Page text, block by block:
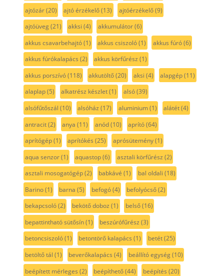
ajtózár(20) ajtó érzékelő(13) ajtóérzékelő(9)
ajtóüveg(21) akksi (4) akkumulátor(6)
akkus csavarbehajtó(1) akkus csiszoló(1) akkus fúró(6)
akkus fúrókalapács (2) akkus körfűrész (1)
akkus porszívó(118) akkutöltő(20) aksi (4) alapgép(11)
alaplap(5) alkatrész készlet(1) alsó(39)
alsófűtőszál (10) alsóház (17) aluminium(1) alátét(4)
antracit(2) anya (11) anód(10) aprító(64)
aprítógép(1) aprítókés (25) aprósütemény(1)
aqua senzor(1) aquastop(6) asztali körfűrész (2)
asztali mosogatógép(2) babkávé (1) bal oldali (18)
Barino(1) barna (5) befogó(4) befolyócső(2)
bekapcsoló(2) bekötő doboz (1) belső(16)
bepattintható sütősín(1) beszúrófűrész (3)
betoncsiszoló(1) betontörő kalapács (1) betét(25)
betöltő tál (1) beverőkalapács (4) beállító egység(10)
beépített mérleges (2) beépíthető(44) beépítés (20)